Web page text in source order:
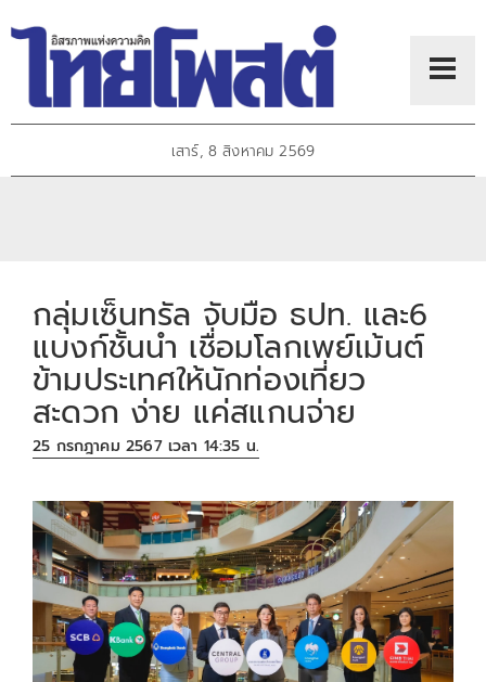
เสาร์, 8 สิงหาคม 2569
กลุ่มเซ็นทรัล จับมือ ธปท. และ6
แบงก์ชั้นนำ เชื่อมโลกเพย์เม้นต์
ข้ามประเทศให้นักท่องเที่ยว
สะดวก ง่าย แค่สแกนจ่าย
25 กรกฎาคม 2567 เวลา 14:35 น.